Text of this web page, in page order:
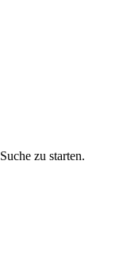
zu starten.